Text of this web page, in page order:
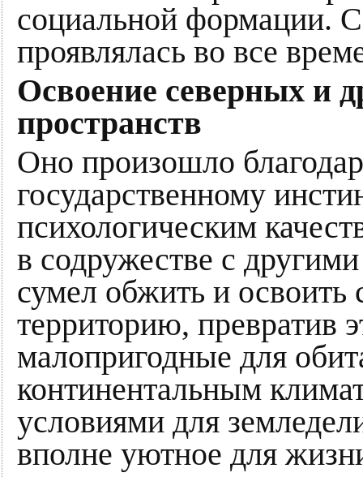
социальной формации.
проявлялась во все
Освоение северных и
пространств
Оно произошло
государственному
психологическим
в содружестве с
сумел обжить и
территорию, превратив
малопригодные для
континентальным
условиями для
вполне уютное для